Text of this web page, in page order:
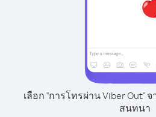
เลือก "การโทรผ่าน Viber Out"
สนทนา